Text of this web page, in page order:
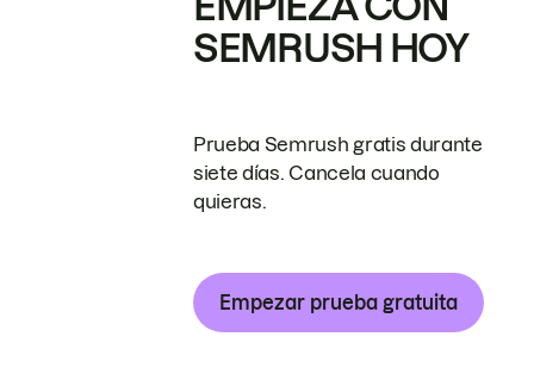
SEMRUSH HOY
Prueba Semrush gratis durante
siete días. Cancela cuando
quieras.
Empezar prueba gratuita